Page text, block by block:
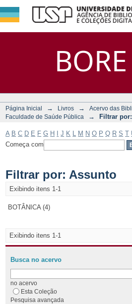
BORE
Filtrar
Assunto
DSpace/Manakin +
Página Inicial → Livros → Acervo das
Faculdade de Saúde Pública
→ Filtrar
A B C D E F G H J K M N O P Q R S T
Começa com
Filtrar por: Assunto
Exibindo itens 1-1
BOTÂNICA (4)
Exibindo itens 1-1
Busca no acervo
no acervo
Esta Coleção
Pesquisa avançada